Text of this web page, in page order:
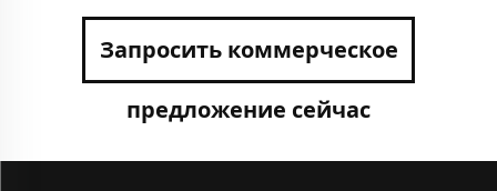
Запросить коммерческое
предложение сейчас